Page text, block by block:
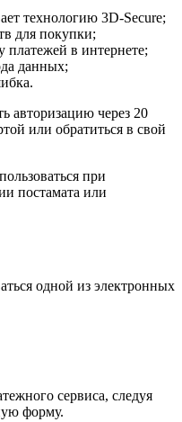
технологию 3D-Secure;
для покупки;
платежей в интернете;
данных;
авторизацию через 20
или обратиться в свой
при
постамата или
одной из электронных
сервиса, следуя
форму.